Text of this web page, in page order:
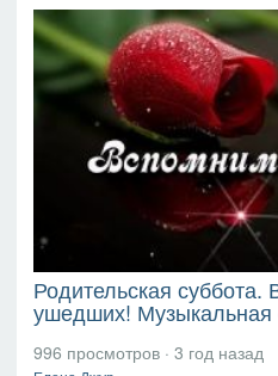
Родительская суббота.
ушедших! Музыкальная
996 просмотров · 3 год назад